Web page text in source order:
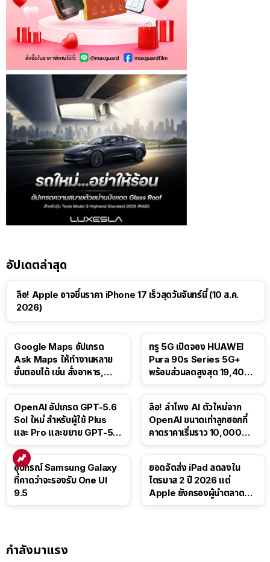
อัปเดตล่าสุด
ลือ! Apple อาจขึ้นราคา iPhone 17 เร็วสุดวันจันทร์นี้ (10 ส.ค.
2026)
Google Maps อัปเกรด
Ask Maps ให้ทำงานหลาย
ขั้นตอนได้ เช่น สั่งอาหาร,
ทรู 5G เปิดจอง HUAWEI
Pura 90s Series 5G+
พร้อมส่วนลดสูงสุด 19,400
OpenAI อัปเกรด GPT-5.6
Sol ใหม่ สำหรับผู้ใช้ Plus
และ Pro และขยาย GPT-5.6
ลือ! ลำโพง AI ตัวใหม่จาก
OpenAI ขนาดเท่าลูกฮอกกี้
คาดราคาเริ่มราว 10,000
อุปกรณ์ Samsung Galaxy
ที่คาดว่าจะรองรับ One UI
9.5
ยอดจัดส่ง iPad ลดลงใน
ไตรมาส 2 ปี 2026 แต่
Apple ยังครองผู้นำตลาด
กำลังมาแรง